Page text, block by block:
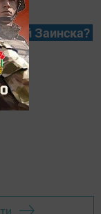
Заинска?